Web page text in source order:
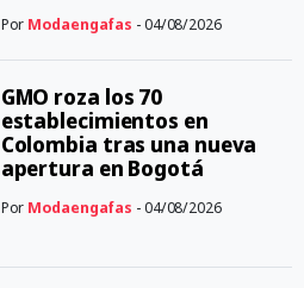
Por Modaengafas - 04/08/2026
GMO roza los 70
establecimientos en
Colombia tras una nueva
apertura en Bogotá
Por Modaengafas - 04/08/2026